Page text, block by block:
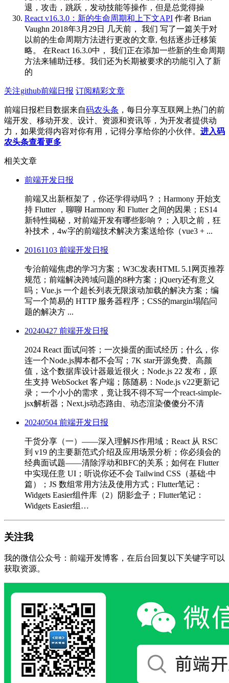
退，攻击，跳跃，发动技能等操作，但是总觉得操
React v16.3.0：新的生命周期和上下文API 作者 Brian
Vaughn 2018年3月29日 几天前， 我们 写了一篇关于对
以前的生命周期方法进行更改的文章, 包括逐步迁移策
略。 在React 16.3.0中， 我们正在添加一些新的生命周期
方法来辅助迁移。我们还为长期被要求的功能引入了新
的
关注github前端日报 订阅精彩文章
前端日报栏目数据来自码农头条 ，每日分享互联网上热门的前
端开发、移动开发、设计、资源和资讯等，为开发者提供动
力，如果觉得内容对你有用，记得分享给你的小伙伴。 进入码
农头条查看更多
相关文章
前端开发日报
前端又出新框架了，你还学得动吗？；Harmony 开始支
持 Flutter ，聊聊 Harmony 和 Flutter 之间的因果；ES14
新特性揭秘，对前端开发有哪些影响？；入职之前，狂
补技术，4w字的前端技术解决方案送给你（vue3 + ...
20161103 前端开发日报
专治前端焦虑的学习方案；W3C发表HTML 5.1网页推荐
规范；前端解决跨域问题的8种方案；jQuery还有意义
吗；Vue.js 一个超长列表无限滚动加载的解决方案；编
写一个简易的 HTTP 服务器程序；CSS的margin塌陷问
题的解决方 ...
20240427 前端开发日报
2024 React 面试问答；一次操蛋的面试经历；什么，你
连一个Node.js脚本都不会写；7K star开源免费、高颜
值，这个数据库设计器最近很火；Node.js 22 发布，原
生支持 WebSocket 客户端；陈随易：Node.js v22更新记
录；一个小小的需求，竟让我不得不写一个react-simple-
jsx解析器；Next.js动态路由、动态渲染傻傻分不清
20240504 前端开发日报
干货分享（一）——深入理解JS作用域；React 从 RSC
到 v19 的主要新范式介绍及应用场景分析；你必须会的
经典面试题——清除浮动和BFC的关系；如何在 Flutter
中实现任意 UI；听说你还不会 Tailwind CSS（基础·中
篇）；JS 数组常用方法及使用方式；Flutter笔记：
Widgets Easier组件库（2）阴影盒子；Flutter笔记：
Widgets Easier组…
关注我
我的微信公众号：前端开发博客，在后台回复以下关键字可以
获取资源。